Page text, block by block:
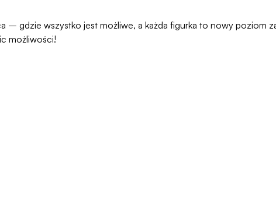
– gdzie wszystko jest możliwe, a każda figurka to nowy poziom
możliwości!